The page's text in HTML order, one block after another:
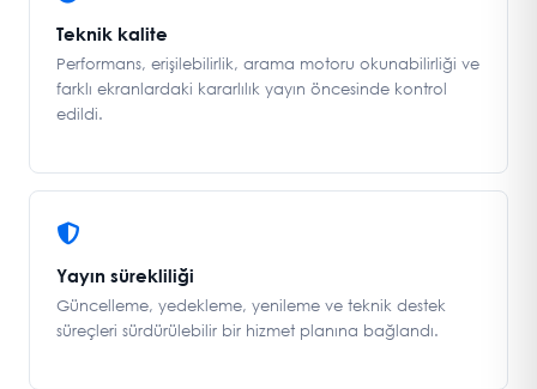
Teknik kalite
Performans, erişilebilirlik, arama motoru okunabilirliği ve
farklı ekranlardaki kararlılık yayın öncesinde kontrol
edildi.
Yayın sürekliliği
Güncelleme, yedekleme, yenileme ve teknik destek
süreçleri sürdürülebilir bir hizmet planına bağlandı.